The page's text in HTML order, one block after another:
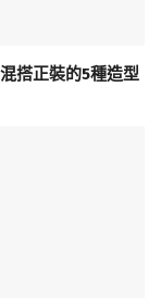
搭正裝的5種造型